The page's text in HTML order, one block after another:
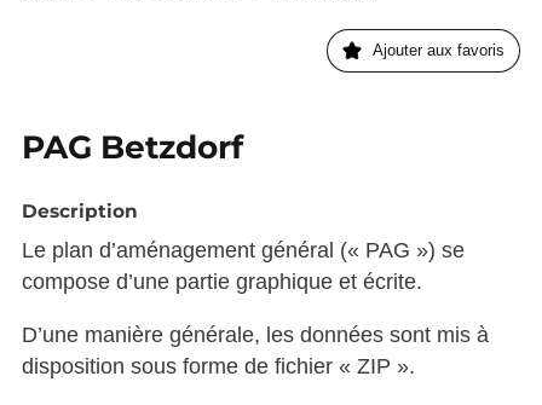
Ajouter aux favoris
PAG Betzdorf
Description
Le plan d’aménagement général (« PAG ») se
compose d’une partie graphique et écrite.
D’une manière générale, les données sont mis à
disposition sous forme de fichier « ZIP ».